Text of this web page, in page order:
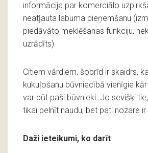
informācija par komerciālo
neatļauta labuma pieņemšanu
piedāvāto meklēšanas funkciju,
uzrādīts).
Citiem vārdiem, šobrīd ir skaidrs,
kukuļošanu būvniecībā vienīgie
var būt paši būvnieki. Jo sevišķi
tikai pelnīt naudu, bet pati nozare ir
Daži ieteikumi, ko darīt